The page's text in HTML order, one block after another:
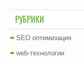
РУБРИКИ
SEO оптимизация
web-технологии